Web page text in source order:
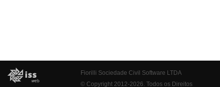
Fiorilli Sociedade Civil Software LTDA
© Copyright 2012-2026. Todos os Direitos